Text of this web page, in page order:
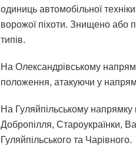
одиниць автомобільної
ворожої піхоти. Знищено або
типів.
На Олександрівському
положення, атакуючи у
На Гуляйпільському напрямку
Добропілля, Староукраїнки,
Гуляйпільського та Чарівного.